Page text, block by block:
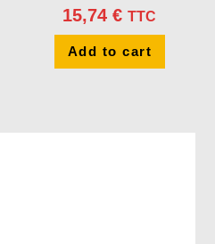
15,74€ TTC
Add to cart